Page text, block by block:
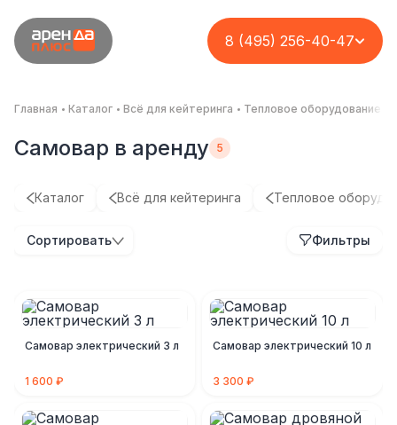
8 (495) 256-40-47
Главная Каталог Всё для кейтеринга Тепловое оборудование
Самовар в аренду
Каталог Всё для кейтеринга Тепловое
Сортировать Фильтры
Самовар электрический 3 л
1 600 ₽
Самовар электрический 10 л
3 300 ₽